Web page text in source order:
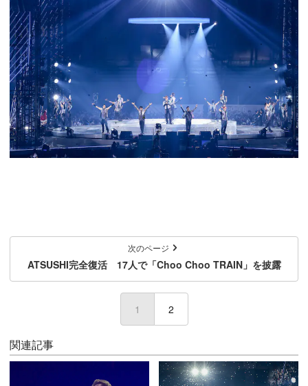
次のページ
ATSUSHI完全復活 17人で「Choo Choo TRAIN」を披露
1 (current)
2
関連記事